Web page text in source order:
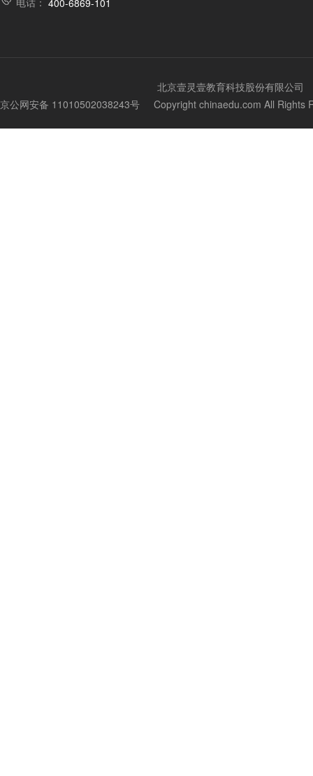
400-6869-101
北京壹灵壹教育科技股份有限公司
京公网安备 11010502038243号 Copyright chinaedu.com All